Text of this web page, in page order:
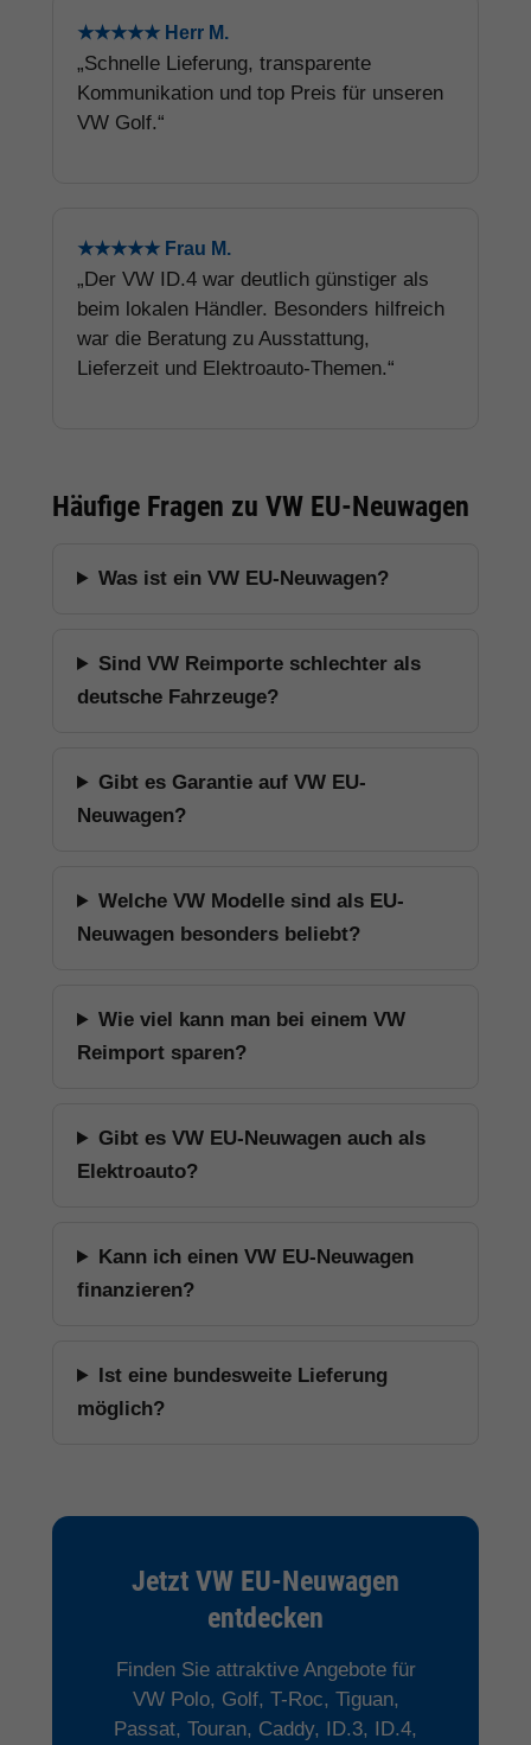
★★★★★ Herr M.
„Schnelle Lieferung, transparente
Kommunikation und top Preis für unseren
VW Golf.“
★★★★★ Frau M.
„Der VW ID.4 war deutlich günstiger als
beim lokalen Händler. Besonders hilfreich
war die Beratung zu Ausstattung,
Lieferzeit und Elektroauto-Themen.“
Häufige Fragen zu VW EU-Neuwagen
Was ist ein VW EU-Neuwagen?
Sind VW Reimporte schlechter als
deutsche Fahrzeuge?
Gibt es Garantie auf VW EU-
Neuwagen?
Welche VW Modelle sind als EU-
Neuwagen besonders beliebt?
Wie viel kann man bei einem VW
Reimport sparen?
Gibt es VW EU-Neuwagen auch als
Elektroauto?
Kann ich einen VW EU-Neuwagen
finanzieren?
Ist eine bundesweite Lieferung
möglich?
Jetzt VW EU-Neuwagen
entdecken
Finden Sie attraktive Angebote für
VW Polo, Golf, T-Roc, Tiguan,
Passat, Touran, Caddy, ID.3, ID.4,